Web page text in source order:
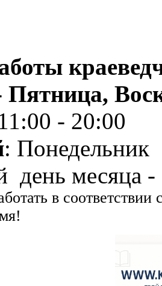
- 20:00
: Понедельник
день месяца -
в